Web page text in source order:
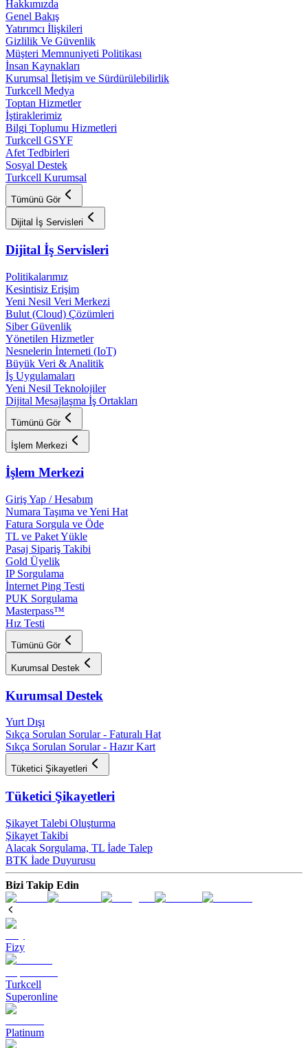
Hakkımızda
Genel Bakış
Yatırımcı İlişkileri
Gizlilik Ve Güvenlik
Müşteri Memnuniyeti Politikası
İnsan Kaynakları
Kurumsal İletişim ve Sürdürülebilirlik
Turkcell Medya
Toptan Hizmetler
İştiraklerimiz
Bilgi Toplumu Hizmetleri
Turkcell GSYF
Afet Tedbirleri
Sosyal Destek
Turkcell Kurumsal
Tümünü Gör
Dijital İş Servisleri
Dijital İş Servisleri
Politikalarımız
Kesintisiz Erişim
Yeni Nesil Veri Merkezi
Bulut (Cloud) Çözümleri
Siber Güvenlik
Yönetilen Hizmetler
Nesnelerin İnterneti (IoT)
Büyük Veri & Analitik
İş Uygulamaları
Yeni Nesil Teknolojiler
Dijital Mesajlaşma İş Ortakları
Tümünü Gör
İşlem Merkezi
İşlem Merkezi
Giriş Yap / Hesabım
Numara Taşıma ve Yeni Hat
Fatura Sorgula ve Öde
TL ve Paket Yükle
Pasaj Sipariş Takibi
Gold Üyelik
IP Sorgulama
İnternet Ping Testi
PUK Sorgulama
Masterpass™
Hız Testi
Tümünü Gör
Kurumsal Destek
Kurumsal Destek
Yurt Dışı
Sıkça Sorulan Sorular - Faturalı Hat
Sıkça Sorulan Sorular - Hazır Kart
Tüketici Şikayetleri
Tüketici Şikayetleri
Şikayet Talebi Oluşturma
Şikayet Takibi
Alacak Sorgulama, TL İade Talep​
BTK İade Duyurusu
Bizi Takip Edin
Fizy
Turkcell
Superonline
Platinum